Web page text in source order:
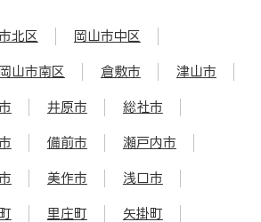
北区 岡山市中区
岡山市南区 倉敷市 津山市
井原市 総社市
備前市 瀬戸内市
美作市 浅口市
里庄町 矢掛町